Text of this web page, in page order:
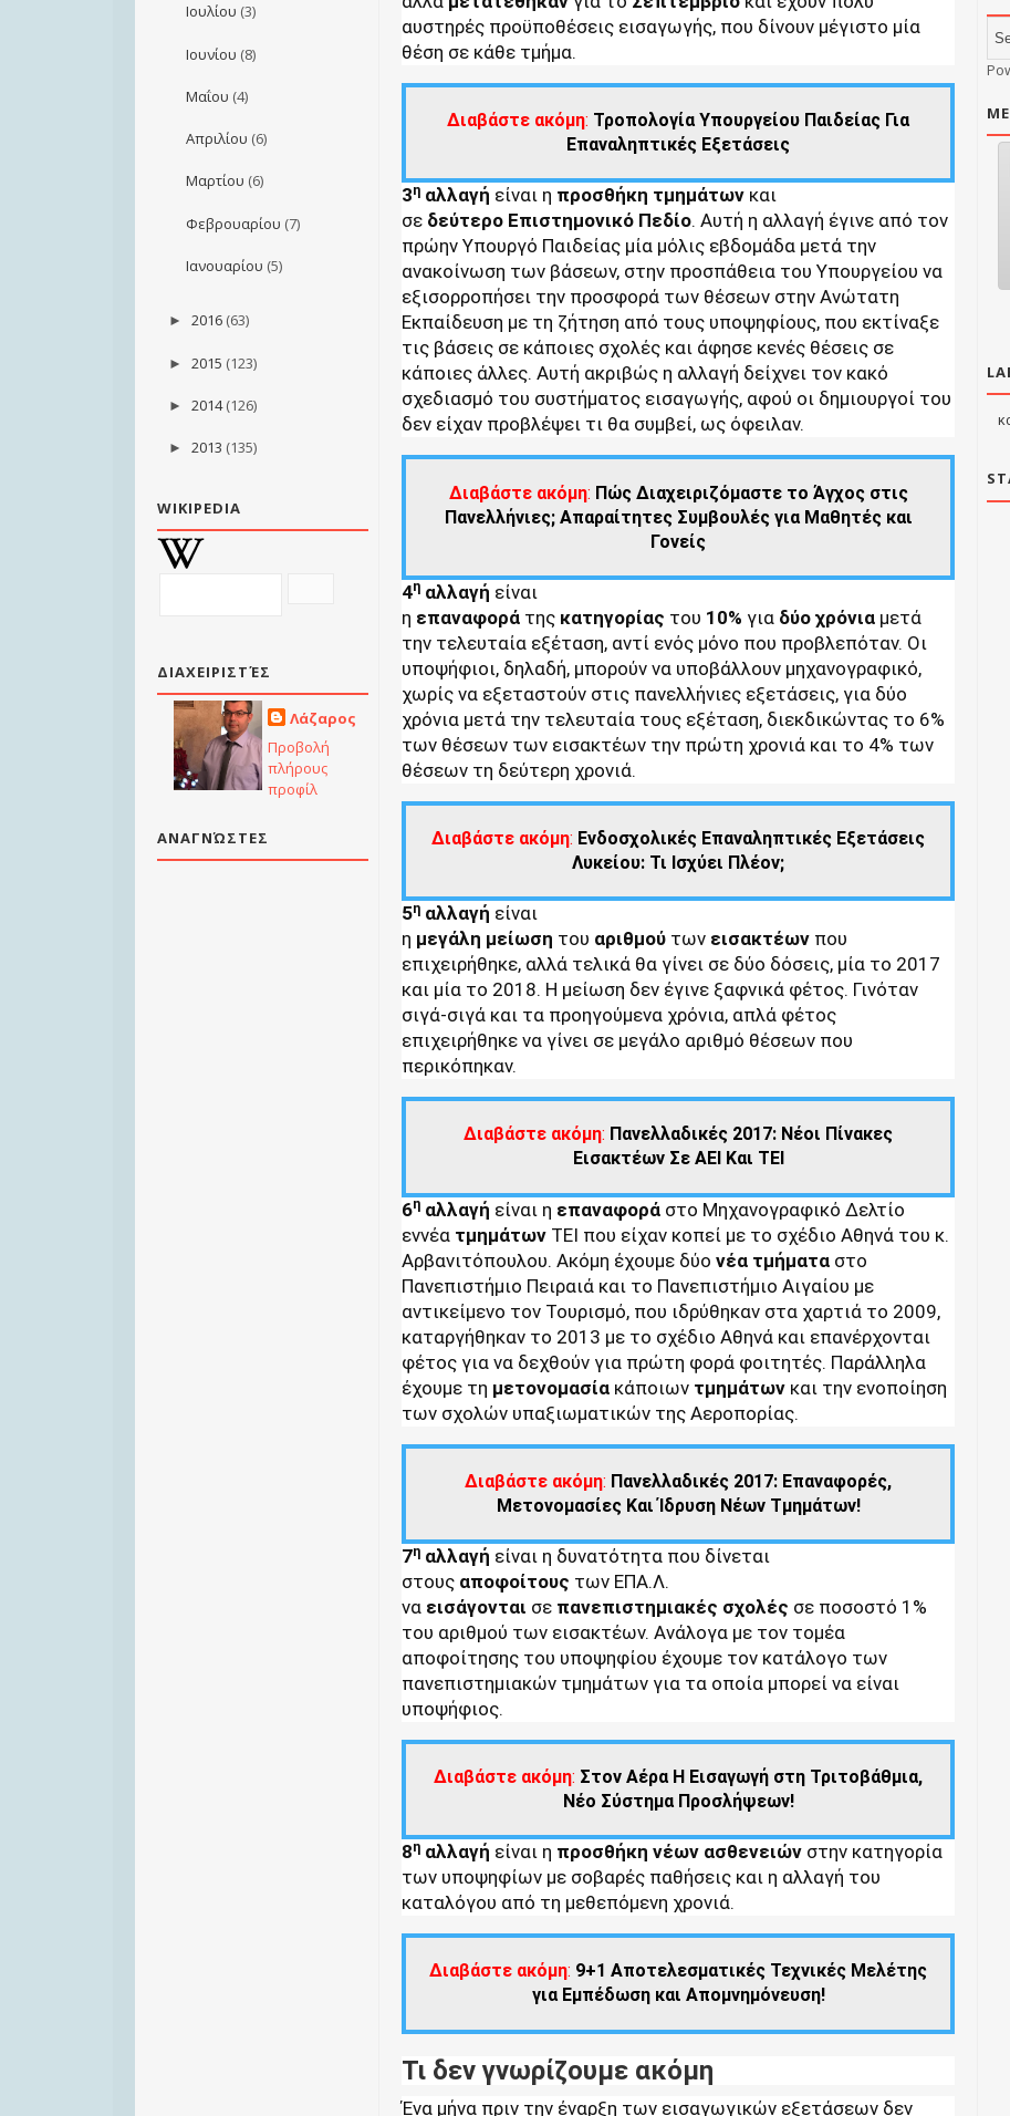
Ιουλίου (3)
Ιουνίου (8)
Μαΐου (4)
Απριλίου (6)
Μαρτίου (6)
Φεβρουαρίου (7)
Ιανουαρίου (5)
► 2016 (63)
► 2015 (123)
► 2014 (126)
► 2013 (135)
WIKIPEDIA
ΔΙΑΧΕΙΡΙΣΤΈΣ
Λάζαρος
Προβολή
πλήρους
προφίλ
ΑΝΑΓΝΏΣΤΕΣ
αυστηρές προϋποθέσεις εισαγωγής, που δίνουν μέγιστο μία
θέση σε κάθε τμήμα.
Διαβάστε ακόμη: Τροπολογία Υπουργείου Παιδείας Για
Επαναληπτικές Εξετάσεις
3ηαλλαγή είναι η προσθήκη τμημάτωνκαι
σε δεύτερο Επιστημονικό Πεδίο. Αυτή η αλλαγή έγινε από τον
πρώην Υπουργό Παιδείας μία μόλις εβδομάδα μετά την
ανακοίνωση των βάσεων, στην προσπάθεια του Υπουργείου να
εξισορροπήσει την προσφορά των θέσεων στην Ανώτατη
Εκπαίδευση με τη ζήτηση από τους υποψηφίους, που εκτίναξε
τις βάσεις σε κάποιες σχολές και άφησε κενές θέσεις σε
κάποιες άλλες. Αυτή ακριβώς η αλλαγή δείχνει τον κακό
σχεδιασμό του συστήματος εισαγωγής, αφού οι δημιουργοί του
δεν είχαν προβλέψει τι θα συμβεί, ως όφειλαν.
Διαβάστε ακόμη: Πώς Διαχειριζόμαστε το Άγχος στις
Πανελλήνιες; Απαραίτητες Συμβουλές για Μαθητές και
Γονείς
4ηαλλαγή είναι
η επαναφοράτης κατηγορίας του 10% για δύο χρόνιαμετά
την τελευταία εξέταση, αντί ενός μόνο που προβλεπόταν. Οι
υποψήφιοι, δηλαδή, μπορούν να υποβάλλουν μηχανογραφικό,
χωρίς να εξεταστούν στις πανελλήνιες εξετάσεις, για δύο
χρόνια μετά την τελευταία τους εξέταση, διεκδικώντας το 6%
των θέσεων των εισακτέων την πρώτη χρονιά και το 4% των
θέσεων τη δεύτερη χρονιά.
Διαβάστε ακόμη: Ενδοσχολικές Επαναληπτικές Εξετάσεις
Λυκείου: Τι Ισχύει Πλέον;
5ηαλλαγή είναι
η μεγάλη μείωση του αριθμούτων εισακτέωνπου
επιχειρήθηκε, αλλά τελικά θα γίνει σε δύο δόσεις, μία το 2017
και μία το 2018. Η μείωση δεν έγινε ξαφνικά φέτος. Γινόταν
σιγά-σιγά και τα προηγούμενα χρόνια, απλά φέτος
επιχειρήθηκε να γίνει σε μεγάλο αριθμό θέσεων που
περικόπηκαν.
Διαβάστε ακόμη: Πανελλαδικές 2017: Νέοι Πίνακες
Εισακτέων Σε ΑΕΙ Και ΤΕΙ
6ηαλλαγή είναι η επαναφοράστο Μηχανογραφικό Δελτίο
εννέα τμημάτωνΤΕΙ που είχαν κοπεί με το σχέδιο Αθηνά του κ.
Αρβανιτόπουλου. Ακόμη έχουμε δύο νέα τμήματαστο
Πανεπιστήμιο Πειραιά και το Πανεπιστήμιο Αιγαίου με
αντικείμενο τον Τουρισμό, που ιδρύθηκαν στα χαρτιά το 2009,
καταργήθηκαν το 2013 με το σχέδιο Αθηνά και επανέρχονται
φέτος για να δεχθούν για πρώτη φορά φοιτητές. Παράλληλα
έχουμε τη μετονομασίακάποιων τμημάτωνκαι την ενοποίηση
των σχολών υπαξιωματικών της Αεροπορίας.
Διαβάστε ακόμη: Πανελλαδικές 2017: Επαναφορές,
Μετονομασίες Και Ίδρυση Νέων Τμημάτων!
7ηαλλαγή είναι η δυνατότητα που δίνεται
στους αποφοίτους των ΕΠΑ.Λ.
να εισάγονται σε πανεπιστημιακές σχολές σε ποσοστό 1%
του αριθμού των εισακτέων. Ανάλογα με τον τομέα
αποφοίτησης του υποψηφίου έχουμε τον κατάλογο των
πανεπιστημιακών τμημάτων για τα οποία μπορεί να είναι
υποψήφιος.
Διαβάστε ακόμη: Στον Αέρα Η Εισαγωγή στη Τριτοβάθμια,
Νέο Σύστημα Προσλήψεων!
8ηαλλαγή είναι η προσθήκη νέων ασθενειώνστην κατηγορία
των υποψηφίων με σοβαρές παθήσεις και η αλλαγή του
καταλόγου από τη μεθεπόμενη χρονιά.
Διαβάστε ακόμη: 9+1 Αποτελεσματικές Τεχνικές Μελέτης
για Εμπέδωση και Απομνημόνευση!
Τι δεν γνωρίζουμε ακόμη
Ένα μήνα πριν την έναρξη των εισαγωγικών εξετάσεων δεν